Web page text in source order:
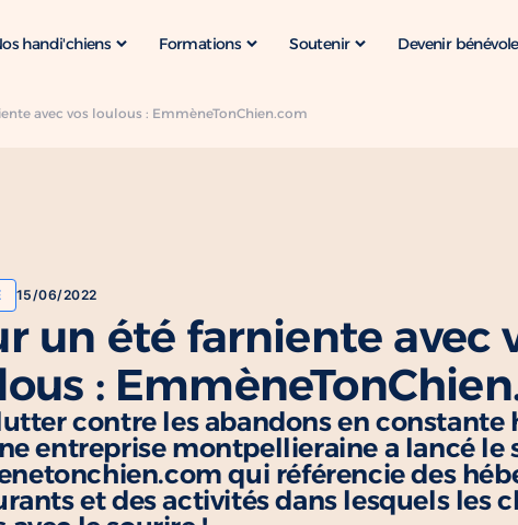
handi'chiens Formations Soutenir Devenir bénévole
avec vos loulous : EmmèneTonChien.com
15/06/2022
un été farniente avec
:
contre les abandons en constante
entreprise montpellieraine a lancé le
qui référencie des
et des activités dans lesquels les